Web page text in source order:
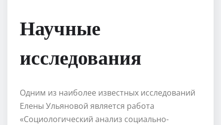
Научные
исследования
Одним из наиболее известных исследований
Елены Ульяновой является работа
«Социологический анализ социально-